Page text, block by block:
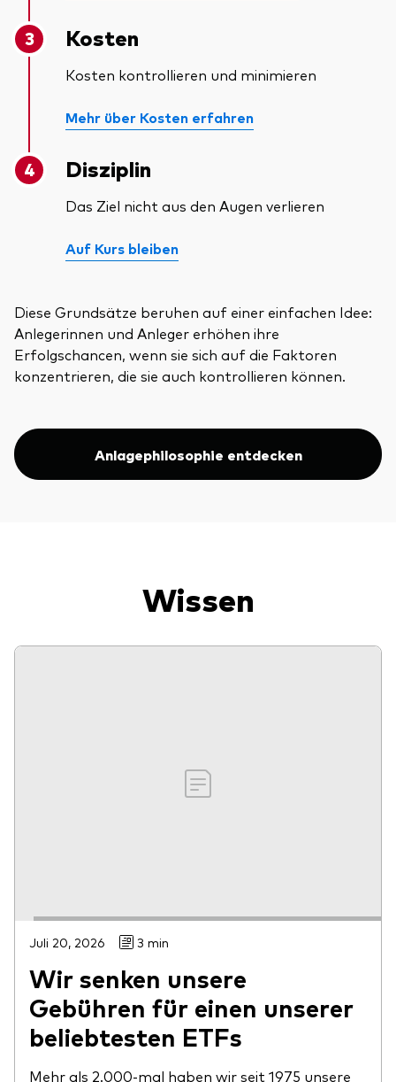
Kosten
Kosten kontrollieren und minimieren
Mehr über Kosten erfahren
Disziplin
Das Ziel nicht aus den Augen verlieren
Auf Kurs bleiben
Diese Grundsätze beruhen auf einer einfachen Idee:
Anlegerinnen und Anleger erhöhen ihre
Erfolgschancen, wenn sie sich auf die Faktoren
konzentrieren, die sie auch kontrollieren können.
Anlagephilosophie entdecken
Wissen
Juli 20, 2026 3 min
Wir senken unsere
Gebühren für einen unserer
beliebtesten ETFs
Mehr als 2.000-mal haben wir seit 1975 unsere